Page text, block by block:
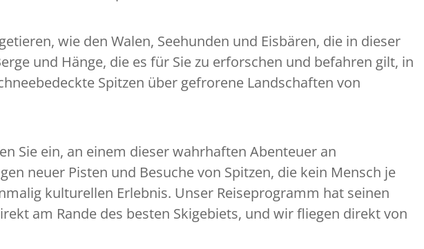
wie den Walen, Seehunden und Eisbären, die in dieser
und Hänge, die es für Sie zu erforschen und befahren gilt, in
Spitzen über gefrorene Landschaften von
Sie ein, an einem dieser wahrhaften Abenteuer an
neuer Pisten und Besuche von Spitzen, die kein Mensch je
kulturellen Erlebnis. Unser Reiseprogramm hat seinen
am Rande des besten Skigebiets, und wir fliegen direkt von